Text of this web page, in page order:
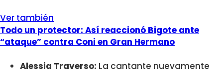
Ver también
Todo un protector: Así reaccionó Bigote ante
“ataque” contra Coni en Gran Hermano
Alessia Traverso: La cantante nuevamente